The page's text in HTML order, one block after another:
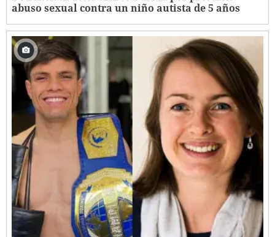
abuso sexual contra un niño autista de 5 años